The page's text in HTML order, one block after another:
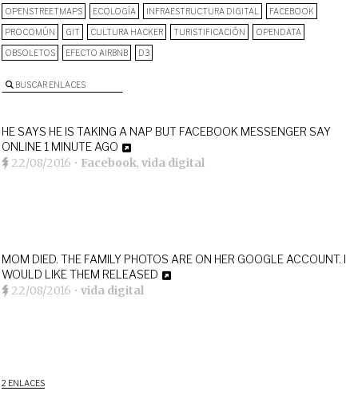
OPENSTREETMAPS ECOLOGÍA INFRAESTRUCTURA DIGITAL FACEBOOK
PROCOMÚN GIT CULTURA HACKER TURISTIFICACIÓN OPENDATA
OBSOLETOS EFECTO AIRBNB D3
BUSCAR ENLACES
HE SAYS HE IS TAKING A NAP BUT FACEBOOK MESSENGER SAY
ONLINE 1 MINUTE AGO
22/08/2016 • Facebook,vida digital
MOM DIED. THE FAMILY PHOTOS ARE ON HER GOOGLE ACCOUNT. I
WOULD LIKE THEM RELEASED
22/08/2016 •vida digital
2 ENLACES